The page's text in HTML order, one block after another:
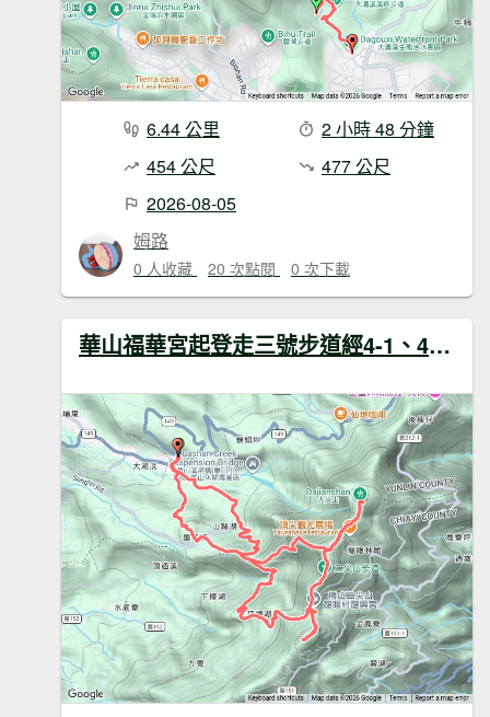
6.44 公里
2 小時 48 分鐘
454 公尺
477 公尺
2026-08-05
姆路
0 人收藏 20 次點閱 0 次下載
華山福華宮起登走三號步道經4-1、4-2步道上二尖山走大尖山及馬鞍山下大眾爺廟O繞